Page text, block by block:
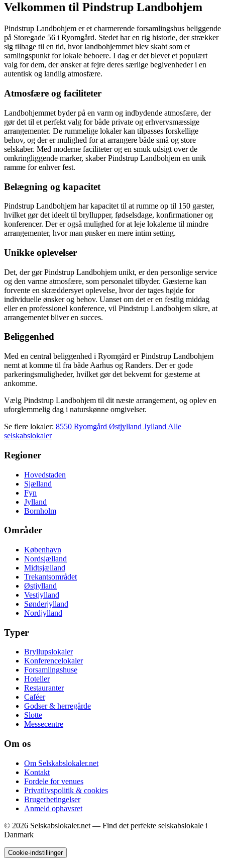
Velkommen til Pindstrup Landbohjem
Pindstrup Landbohjem er et charmerende forsamlingshus beliggende
på Storegade 56 i Ryomgård. Stedet har en rig historie, der strækker
sig tilbage til en tid, hvor landbohjemmet blev skabt som et
samlingspunkt for lokale beboere. I dag er det blevet et populært
valg for dem, der ønsker at fejre deres særlige begivenheder i en
autentisk og landlig atmosfære.
Atmosfære og faciliteter
Landbohjemmet byder på en varm og indbydende atmosfære, der
gør det til et perfekt valg for både private og erhvervsmæssige
arrangementer. De rummelige lokaler kan tilpasses forskellige
behov, og der er mulighed for at arrangere både små og store
selskaber. Med moderne faciliteter og en smuk udsigt over de
omkringliggende marker, skaber Pindstrup Landbohjem en unik
ramme for enhver fest.
Belægning og kapacitet
Pindstrup Landbohjem har kapacitet til at rumme op til 150 gæster,
hvilket gør det ideelt til bryllupper, fødselsdage, konfirmationer og
konferencer. Der er også mulighed for at leje lokalerne til mindre
arrangementer, hvor man ønsker en mere intim setting.
Unikke oplevelser
Det, der gør Pindstrup Landbohjem unikt, er den personlige service
og den varme atmosfære, som personalet tilbyder. Gæsterne kan
forvente en skræddersyet oplevelse, hvor der tages højde for
individuelle ønsker og behov. Uanset om det er en festlig middag
eller en professionel konference, vil Pindstrup Landbohjem sikre, at
arrangementet bliver en succes.
Beliggenhed
Med en central beliggenhed i Ryomgård er Pindstrup Landbohjem
nemt at komme til fra både Aarhus og Randers. Der er gode
parkeringsmuligheder, hvilket gør det bekvemt for gæsterne at
ankomme.
Vælg Pindstrup Landbohjem til dit næste arrangement, og oplev en
uforglemmelig dag i naturskønne omgivelser.
Se flere lokaler: 8550 Ryomgård Østjylland Jylland Alle
selskabslokaler
Regioner
Hovedstaden
Sjælland
Fyn
Jylland
Bornholm
Områder
København
Nordsjælland
Midtsjælland
Trekantsområdet
Østjylland
Vestjylland
Sønderjylland
Nordjylland
Typer
Bryllupslokaler
Konferencelokaler
Forsamlingshuse
Hoteller
Restauranter
Caféer
Godser & herregårde
Slotte
Messecentre
Om os
Om Selskabslokaler.net
Kontakt
Fordele for venues
Privatlivspolitik & cookies
Brugerbetingelser
Anmeld ophavsret
© 2026 Selskabslokaler.net — Find det perfekte selskabslokale i
Danmark
Cookie-indstillinger